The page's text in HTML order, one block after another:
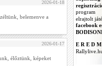
2026-01-18
belemenve a
2026-01-17
élőztünk, képeket
program
elrajtolt
facebook
E R E D